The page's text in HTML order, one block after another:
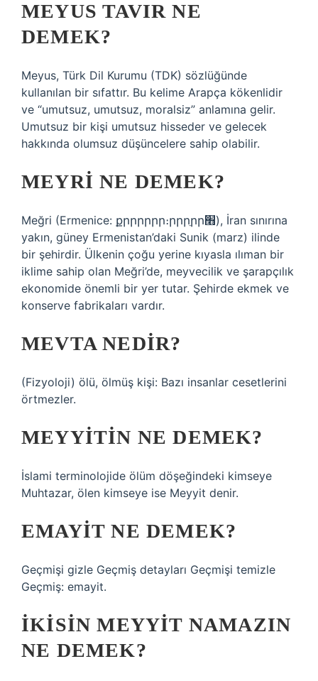
MEYUS TAVIR NE
DEMEK?
Meyus, Türk Dil Kurumu (TDK) sözlüğünde
kullanılan bir sıfattır. Bu kelime Arapça kökenlidir
ve “umutsuz, umutsuz, moralsiz” anlamına gelir.
Umutsuz bir kişi umutsuz hisseder ve gelecek
hakkında olumsuz düşüncelere sahip olabilir.
MEYRI NE DEMEK?
Meğri (Ermenice: քրրրրրր։րրրֵրր׫), İran sınırına
yakın, güney Ermenistan’daki Sunik (marz) ilinde
bir şehirdir. Ülkenin çoğu yerine kıyasla ılıman bir
iklime sahip olan Meğri’de, meyvecilik ve şarapçılık
ekonomide önemli bir yer tutar. Şehirde ekmek ve
konserve fabrikaları vardır.
MEVTA NEDIR?
(Fizyoloji) ölü, ölmüş kişi: Bazı insanlar cesetlerini
örtmezler.
MEYYITIN NE DEMEK?
İslami terminolojide ölüm döşeğindeki kimseye
Muhtazar, ölen kimseye ise Meyyit denir.
EMAYIT NE DEMEK?
Geçmişi gizle Geçmiş detayları Geçmişi temizle
Geçmiş: emayit.
İKISIN MEYYIT NAMAZIN
NE DEMEK?